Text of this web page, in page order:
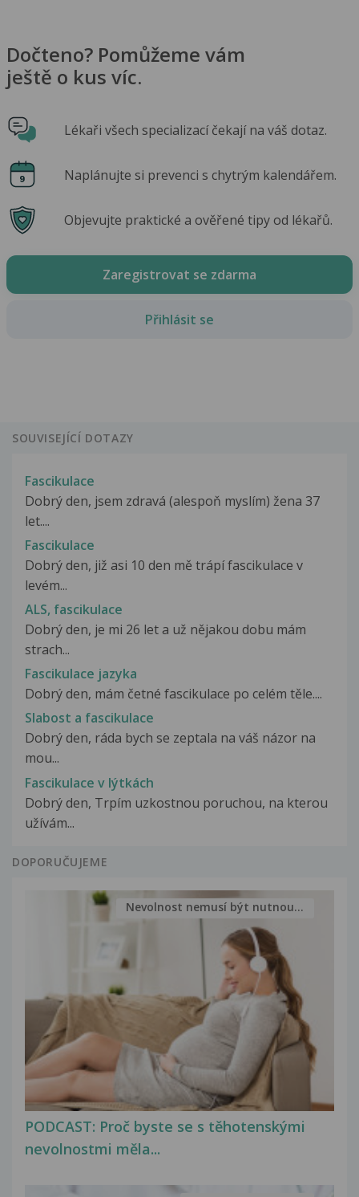
Dočteno? Pomůžeme vám
ještě o kus víc.
Lékaři všech specializací čekají na váš dotaz.
Naplánujte si prevenci s chytrým kalendářem.
Objevujte praktické a ověřené tipy od lékařů.
Zaregistrovat se zdarma
Přihlásit se
SOUVISEJÍCÍ DOTAZY
Fascikulace
Dobrý den, jsem zdravá (alespoň myslím) žena 37
let....
Fascikulace
Dobrý den, již asi 10 den mě trápí fascikulace v
levém...
ALS, fascikulace
Dobrý den, je mi 26 let a už nějakou dobu mám
strach...
Fascikulace jazyka
Dobrý den, mám četné fascikulace po celém těle....
Slabost a fascikulace
Dobrý den, ráda bych se zeptala na váš názor na
mou...
Fascikulace v lýtkách
Dobrý den, Trpím uzkostnou poruchou, na kterou
užívám...
DOPORUČUJEME
PODCAST: Proč byste se s těhotenskými
nevolnostmi měla...
Nevolnost nemusí být nutnou...